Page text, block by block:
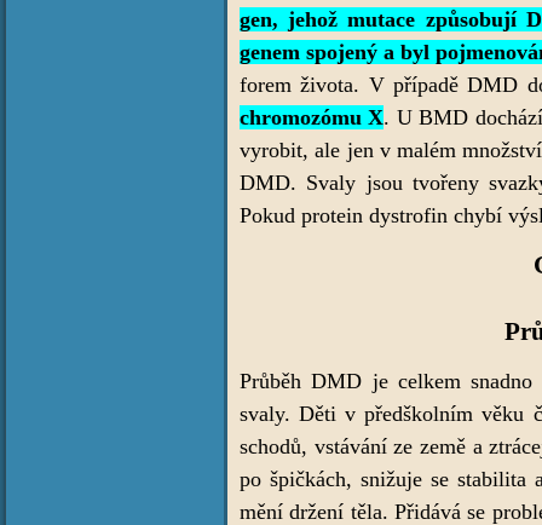
gen, jehož mutace způsobují
genem spojený a byl
forem života. V případě DMD
chromozómu X. U BMD
vyrobit, ale jen v malém
DMD. Svaly jsou tvořeny
Pokud protein dystrofin chybí
Průběh DMD je celkem
svaly. Děti v předškolním věku
schodů, vstávání ze země a
po špičkách, snižuje se stabilita
mění držení těla. Přidává se